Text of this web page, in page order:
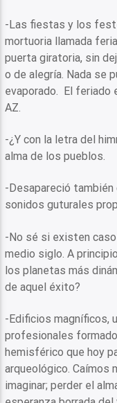
-Las fiestas y los
mortuoria llamada
puerta giratoria, sin
o de alegría. Nada se
evaporado. El feriado
AZ.
-¿Y con la letra del
alma de los pueblos.
-Desapareció
sonidos guturales
-No sé si existen
medio siglo. A
los planetas más
de aquel éxito?
-Edificios magníficos,
profesionales
hemisférico que hoy
arqueológico. Caímos
imaginar; perder el